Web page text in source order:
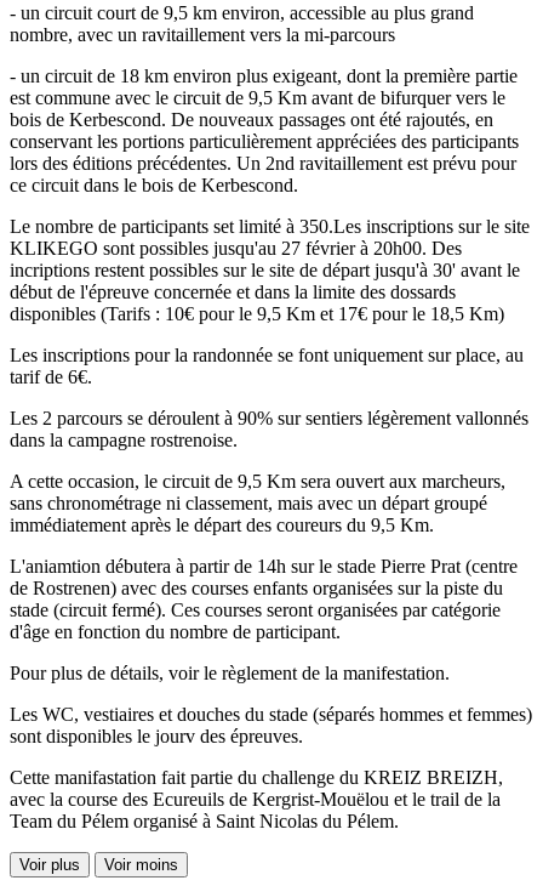
- un circuit court de 9,5 km environ, accessible au plus grand
nombre, avec un ravitaillement vers la mi-parcours
- un circuit de 18 km environ plus exigeant, dont la première partie
est commune avec le circuit de 9,5 Km avant de bifurquer vers le
bois de Kerbescond. De nouveaux passages ont été rajoutés, en
conservant les portions particulièrement appréciées des participants
lors des éditions précédentes. Un 2nd ravitaillement est prévu pour
ce circuit dans le bois de Kerbescond.
Le nombre de participants set limité à 350.Les inscriptions sur le site
KLIKEGO sont possibles jusqu'au 27 février à 20h00. Des
incriptions restent possibles sur le site de départ jusqu'à 30' avant le
début de l'épreuve concernée et dans la limite des dossards
disponibles (Tarifs : 10€ pour le 9,5 Km et 17€ pour le 18,5 Km)
Les inscriptions pour la randonnée se font uniquement sur place, au
tarif de 6€.
Les 2 parcours se déroulent à 90% sur sentiers légèrement vallonnés
dans la campagne rostrenoise.
A cette occasion, le circuit de 9,5 Km sera ouvert aux marcheurs,
sans chronométrage ni classement, mais avec un départ groupé
immédiatement après le départ des coureurs du 9,5 Km.
L'aniamtion débutera à partir de 14h sur le stade Pierre Prat (centre
de Rostrenen) avec des courses enfants organisées sur la piste du
stade (circuit fermé). Ces courses seront organisées par catégorie
d'âge en fonction du nombre de participant.
Pour plus de détails, voir le règlement de la manifestation.
Les WC, vestiaires et douches du stade (séparés hommes et femmes)
sont disponibles le jourv des épreuves.
Cette manifastation fait partie du challenge du KREIZ BREIZH,
avec la course des Ecureuils de Kergrist-Mouëlou et le trail de la
Team du Pélem organisé à Saint Nicolas du Pélem.
Voir plus Voir moins